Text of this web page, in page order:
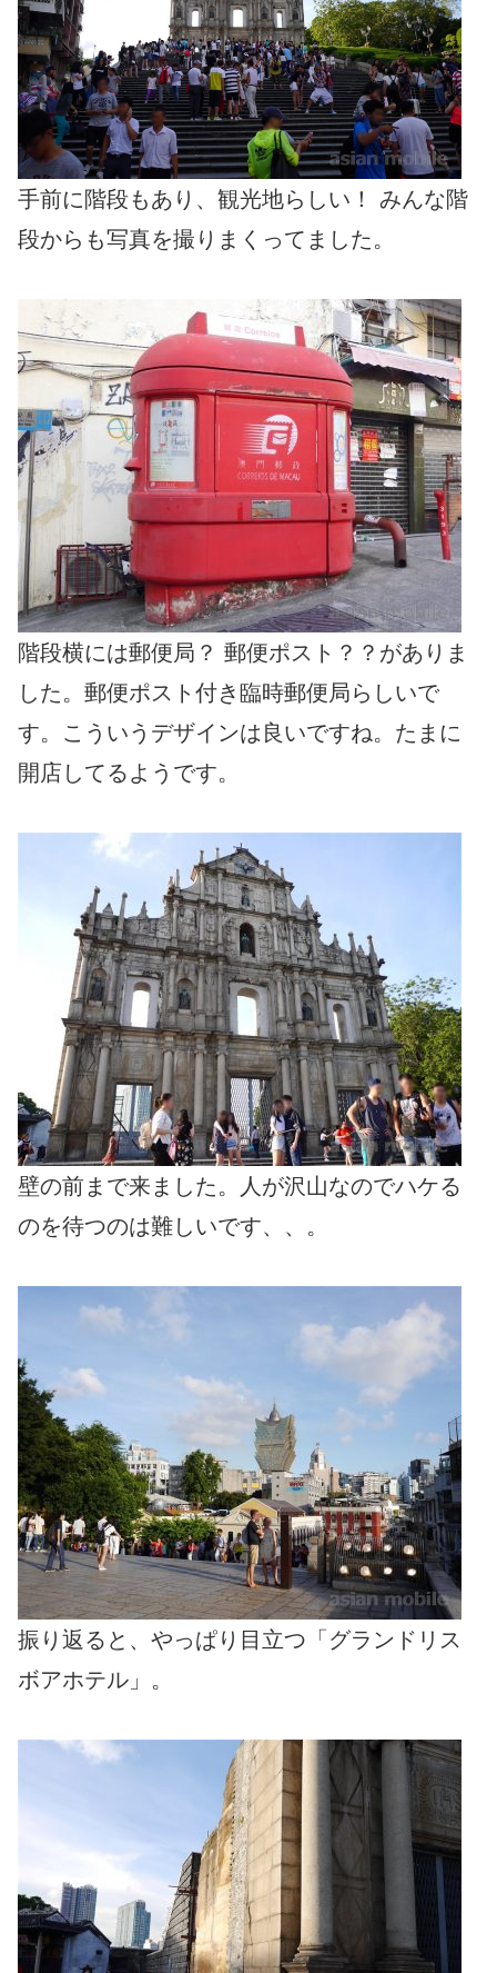
手前に階段もあり、観光地らしい！ みんな階
段からも写真を撮りまくってました。
階段横には郵便局？ 郵便ポスト？？がありま
した。郵便ポスト付き臨時郵便局らしいで
す。こういうデザインは良いですね。たまに
開店してるようです。
壁の前まで来ました。人が沢山なのでハケる
のを待つのは難しいです、、。
振り返ると、やっぱり目立つ「グランドリス
ボアホテル」。